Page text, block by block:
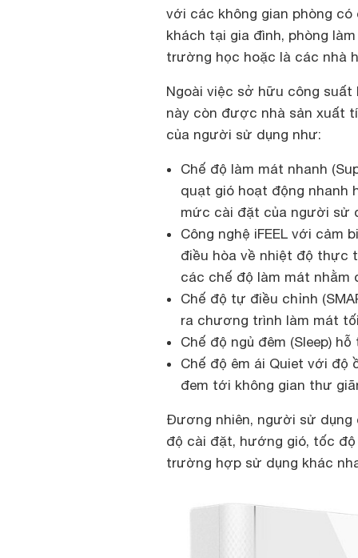
với các không gian phòng
khách tại gia đình, phòng
trường học hoặc là các nhà
Ngoài việc sở hữu công
này còn được nhà sản xuất
của người sử dụng như:
Chế độ làm mát nhanh
quạt gió hoạt động nhanh
mức cài đặt của người sử
Công nghệ iFEEL với cảm
điều hòa về nhiệt độ thực
các chế độ làm mát nhằm
Chế độ tự điều chỉnh
ra chương trình làm mát
Chế độ ngủ đêm (Sleep)
Chế độ êm ái Quiet với
đem tới không gian thư
Đương nhiên, người sử
độ cài đặt, hướng gió, tốc
trường hợp sử dụng khác